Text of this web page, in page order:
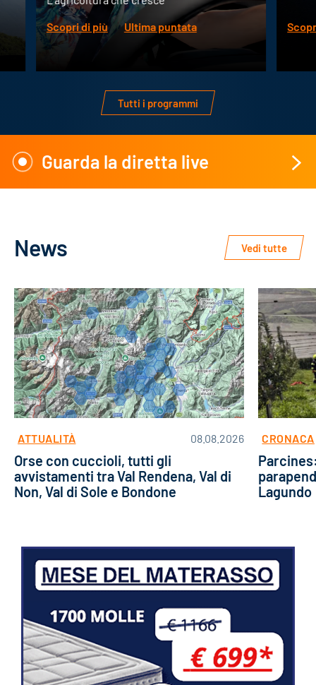
Scopri di più Ultima puntata Scopri di
Tutti i programmi
Guarda la diretta live
News Vedi tutte
ATTUALITÀ 08.08.2026
Orse con cuccioli, tutti gli
avvistamenti tra Val Rendena, Val di
Non, Val di Sole e Bondone
CRONACA
Lagundo